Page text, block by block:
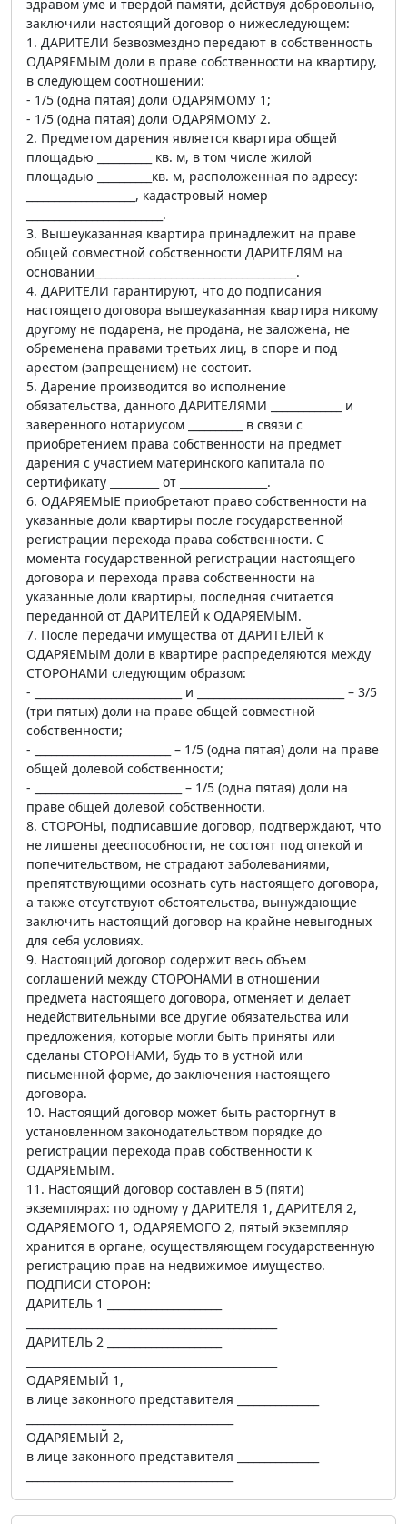
здравом уме и твердой памяти, действуя добровольно,
заключили настоящий договор о нижеследующем:
1. ДАРИТЕЛИ безвозмездно передают в собственность
ОДАРЯЕМЫМ доли в праве собственности на квартиру,
в следующем соотношении:
- 1/5 (одна пятая) доли ОДАРЯМОМУ 1;
- 1/5 (одна пятая) доли ОДАРЯМОМУ 2.
2. Предметом дарения является квартира общей
площадью __________ кв. м, в том числе жилой
площадью __________кв. м, расположенная по адресу:
____________________, кадастровый номер
_________________________.
3. Вышеуказанная квартира принадлежит на праве
общей совместной собственности ДАРИТЕЛЯМ на
основании_____________________________________.
4. ДАРИТЕЛИ гарантируют, что до подписания
настоящего договора вышеуказанная квартира никому
другому не подарена, не продана, не заложена, не
обременена правами третьих лиц, в споре и под
арестом (запрещением) не состоит.
5. Дарение производится во исполнение
обязательства, данного ДАРИТЕЛЯМИ _____________ и
заверенного нотариусом __________ в связи с
приобретением права собственности на предмет
дарения с участием материнского капитала по
сертификату _________ от ________________.
6. ОДАРЯЕМЫЕ приобретают право собственности на
указанные доли квартиры после государственной
регистрации перехода права собственности. С
момента государственной регистрации настоящего
договора и перехода права собственности на
указанные доли квартиры, последняя считается
переданной от ДАРИТЕЛЕЙ к ОДАРЯЕМЫМ.
7. После передачи имущества от ДАРИТЕЛЕЙ к
ОДАРЯЕМЫМ доли в квартире распределяются между
СТОРОНАМИ следующим образом:
- ___________________________ и ___________________________ – 3/5
(три пятых) доли на праве общей совместной
собственности;
- _________________________ – 1/5 (одна пятая) доли на праве
общей долевой собственности;
- ___________________________ – 1/5 (одна пятая) доли на
праве общей долевой собственности.
8. СТОРОНЫ, подписавшие договор, подтверждают, что
не лишены дееспособности, не состоят под опекой и
попечительством, не страдают заболеваниями,
препятствующими осознать суть настоящего договора,
а также отсутствуют обстоятельства, вынуждающие
заключить настоящий договор на крайне невыгодных
для себя условиях.
9. Настоящий договор содержит весь объем
соглашений между СТОРОНАМИ в отношении
предмета настоящего договора, отменяет и делает
недействительными все другие обязательства или
предложения, которые могли быть приняты или
сделаны СТОРОНАМИ, будь то в устной или
письменной форме, до заключения настоящего
договора.
10. Настоящий договор может быть расторгнут в
установленном законодательством порядке до
регистрации перехода прав собственности к
ОДАРЯЕМЫМ.
11. Настоящий договор составлен в 5 (пяти)
экземплярах: по одному у ДАРИТЕЛЯ 1, ДАРИТЕЛЯ 2,
ОДАРЯЕМОГО 1, ОДАРЯЕМОГО 2, пятый экземпляр
хранится в органе, осуществляющем государственную
регистрацию прав на недвижимое имущество.
ПОДПИСИ СТОРОН:
ДАРИТЕЛЬ 1 _____________________
ДАРИТЕЛЬ 2 _____________________
ОДАРЯЕМЫЙ 1,
в лице законного представителя _______________
ОДАРЯЕМЫЙ 2,
в лице законного представителя _______________